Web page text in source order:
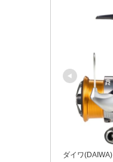
ダイワ(DAIWA)